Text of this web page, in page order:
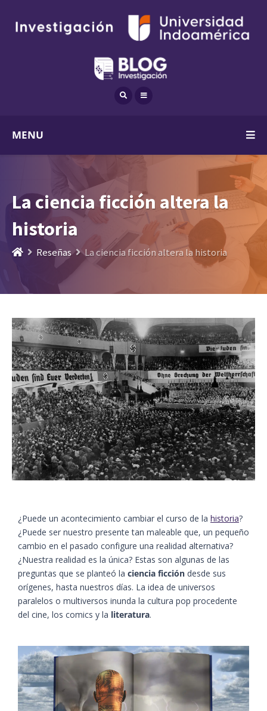
MENU
La ciencia ficción altera la
historia
Reseñas La ciencia ficción altera la historia
¿Puede un acontecimiento cambiar el curso de la historia?
¿Puede ser nuestro presente tan maleable que, un pequeño
cambio en el pasado configure una realidad alternativa?
¿Nuestra realidad es la única? Estas son algunas de las
preguntas que se planteó la ciencia ficción desde sus
orígenes, hasta nuestros días. La idea de universos
paralelos o multiversos inunda la cultura pop procedente
del cine, los comics y la literatura.